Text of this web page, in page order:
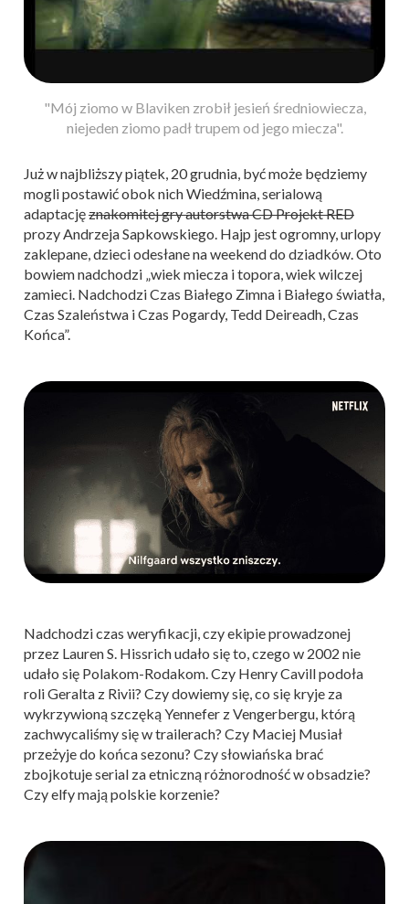
"Mój ziomo w Blaviken zrobił jesień średniowiecza,
niejeden ziomo padł trupem od jego miecza".
Już w najbliższy piątek, 20 grudnia, być może będziemy
mogli postawić obok nich Wiedźmina, serialową
adaptacjęznakomitej gry autorstwa CD Projekt RED
prozy Andrzeja Sapkowskiego. Hajp jest ogromny, urlopy
zaklepane, dzieci odesłane na weekend do dziadków. Oto
bowiem nadchodzi „wiek miecza i topora, wiek wilczej
zamieci. Nadchodzi Czas Białego Zimna i Białego światła,
Czas Szaleństwa i Czas Pogardy, Tedd Deireadh, Czas
Końca”.
Nadchodzi czas weryfikacji, czy ekipie prowadzonej
przez Lauren S. Hissrich udało się to, czego w 2002 nie
udało się Polakom-Rodakom. Czy Henry Cavill podoła
roli Geralta z Rivii? Czy dowiemy się, co się kryje za
wykrzywioną szczęką Yennefer z Vengerbergu, którą
zachwycaliśmy się w trailerach? Czy Maciej Musiał
przeżyje do końca sezonu? Czy słowiańska brać
zbojkotuje serial za etniczną różnorodność w obsadzie?
Czy elfy mają polskie korzenie?